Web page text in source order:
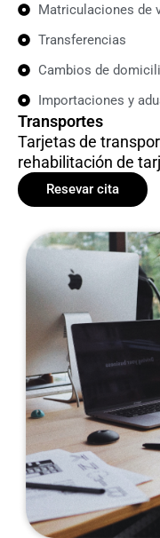
Matriculaciones de
Transferencias
Cambios de
Importaciones y
Transportes
Tarjetas de
rehabilitación de
Resevar cita